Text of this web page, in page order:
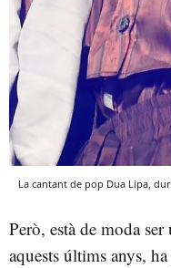
La cantant de pop Dua Lipa,
Però, està de moda
aquests últims anys,